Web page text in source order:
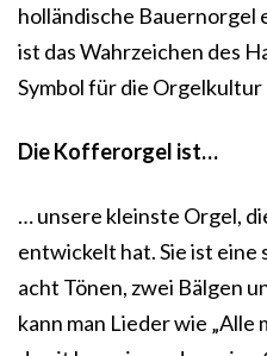
holländische Bauernorgel
ist das Wahrzeichen des
Symbol für die
Die Kofferorgel ist…
… unsere kleinste Orgel,
entwickelt hat. Sie ist
acht Tönen, zwei Bälgen
kann man Lieder wie „Alle